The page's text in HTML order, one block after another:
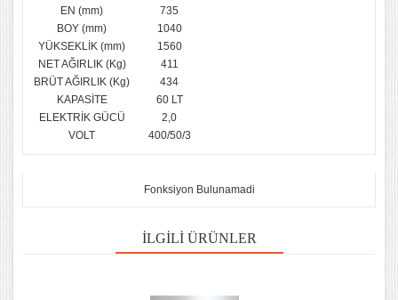
EN (mm)
735
BOY (mm)
1040
YÜKSEKLİK (mm)
1560
NET AĞIRLIK (Kg)
411
BRÜT AĞIRLIK (Kg)
434
KAPASİTE
60 LT
ELEKTRİK GÜCÜ
2,0
VOLT
400/50/3
Fonksiyon Bulunamadi
İLGILI ÜRÜNLER